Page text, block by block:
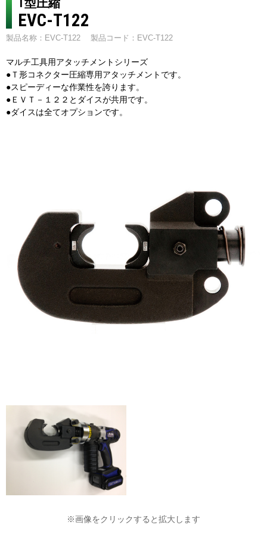
T型圧縮
EVC-T122
製品名称：EVC-T122 製品コード：EVC-T122
マルチ工具用アタッチメントシリーズ
●Ｔ形コネクター圧縮専用アタッチメントです。
●スピーディーな作業性を誇ります。
●ＥＶＴ－１２２とダイスが共用です。
●ダイスは全てオプションです。
※画像をクリックすると拡大します